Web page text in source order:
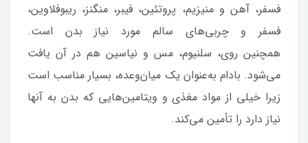
فسفر، آهن و منیزیم، پروتئین، فیبر، منگنز، ریبوفلاوین،
فسفر و چربی‌های سالم مورد نیاز بدن است.
همچنین روی، سلنیوم، مس و نیاسین هم در آن یافت
می‌شود. بادام به‌عنوان یک میان‌وعده، بسیار مناسب است
زیرا خیلی از مواد مغذی و ویتامین‌هایی که بدن به آنها
نیاز دارد را تأمین می‌کند.